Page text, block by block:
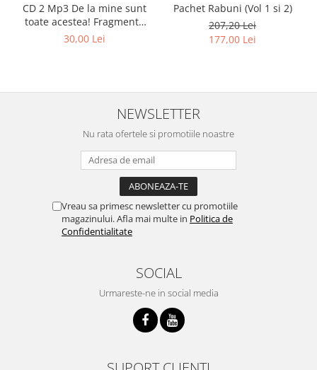
CD 2 Mp3 De la mine sunt
toate acestea! Fragmente
din cărțile lui Marius Ghidel
30,00 Lei
Pachet Rabuni (Vol 1 si 2)
207,20 Lei
177,00 Lei
NEWSLETTER
Nu rata ofertele si promotiile noastre
Vreau sa primesc newsletter cu promotiile
magazinului. Afla mai multe in Politica de
Confidentialitate
SOCIAL
Urmareste-ne in social media